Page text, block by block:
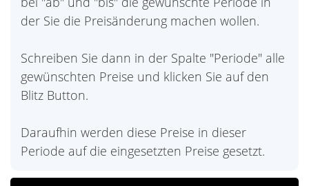
der Sie die Preisänderung machen wollen.
Schreiben Sie dann in der Spalte "Periode" alle
gewünschten Preise und klicken Sie auf den
Blitz Button.
Daraufhin werden diese Preise in dieser
Periode auf die eingesetzten Preise gesetzt.